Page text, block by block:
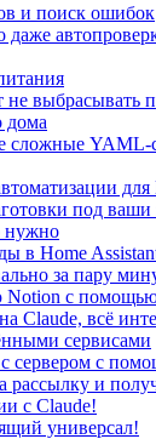
и поиск ошибок
даже
не выбрасывать
дома
сложные YAML-
для
под
нужно
в Home
за пару
Notion с
Claude, всё
сервисами
с сервером с
и
с Claude!
универсал!